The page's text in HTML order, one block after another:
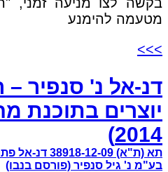
מטעמה להימנע
>>>
דנ-אל נ' סנפיר –
יוצרים בתוכנת
2014)
תא (ת"א)
בע"מ נ' גיל סנפיר (פורסם בנבו)